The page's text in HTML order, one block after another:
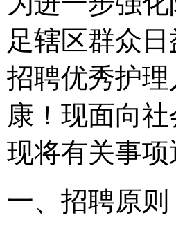
足辖区群众
招聘优秀护
康！现面向
现将有关事项
一、招聘原则